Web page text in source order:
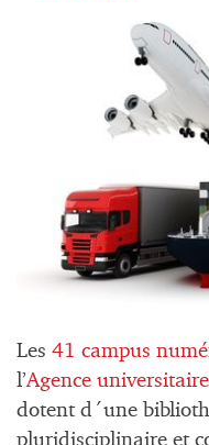
Les 41 campus
l’Agence
dotent d´une
pluridisciplinaire et